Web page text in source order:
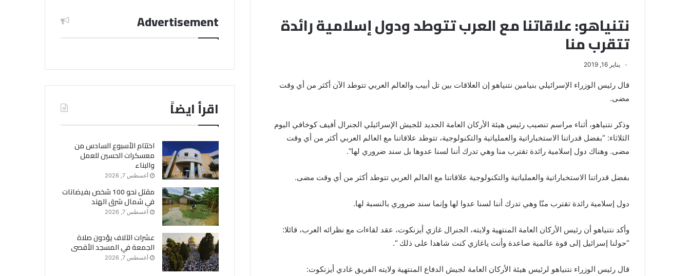
نتنياهو: علاقاتنا مع العرب تتوطد ودول إسلامية رائدة
تتقرب منا
يناير 16, 2019
قال رئيس الوزراء الإسرائيلي بنيامين نتنياهو إن العلاقات بين تل أبيب والعالم العربي تتوطد الآن أكثر من أي وقت
مضى.
وذكر نتنياهو، أثناء مراسم تنصيب رئيس هيئة الأركان العامة الجديد للجيش الإسرائيلي الجنرال أفيف كوخافي اليوم
الثلاثاء: “بفضل قدراتنا الاستخباراتية والعملياتية والتكنولوجية، تتوطد علاقاتنا مع العالم العربي أكثر من أي وقت
مضى. وهناك دول إسلامية رائدة تقترب منا وهي تدرك أننا لسنا عدوها بل سند ضروري لها”.
بفضل قدراتنا الاستخباراتية والعملياتية والتكنولوجية علاقاتنا مع العالم العربي تتوطد أكثر من أي وقت مضى.
دول إسلامية رائدة تقترب منّا وهي تدرك أننا لسنا عدوا لها وإنما سند ضروري بالنسبة لها.
وأكد نتنياهو أن رئيس الأركان العامة المنتهية ولايته، الجنرال غازي أيزنكوت، عقد لقاءات مع نظرائه العرب، قائلا:
“حولنا إسرائيل إلى قوة عالمية صاعدة وأنت ياغازي كنت شاهدا على ذلك “.
قال رئيس الوزراء نتنياهو لرئيس هيئة الأركان العامة لجيش الدفاع المنتهية ولايته الفريق غادي أيزنكوت:
Advertisement
اقرأ ايضاً
اختتام الأسبوع السادس من
معسكرات الحسين للعمل
والبناء
أغسطس 7, 2026
مقتل نحو 100 شخص بفيضانات
في شمال شرق الهند
أغسطس 7, 2026
عشرات الآلاف يؤدون صلاة
الجمعة في المسجد الأقصى
أغسطس 7, 2026